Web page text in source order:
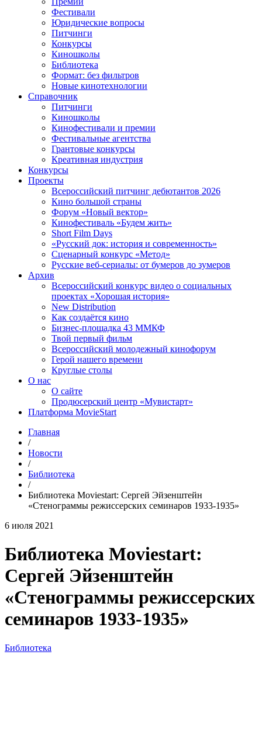
Фестивали
Юридические вопросы
Питчинги
Конкурсы
Киношколы
Библиотека
Формат: без фильтров
Новые кинотехнологии
Справочник
Питчинги
Киношколы
Кинофестивали и премии
Фестивальные агентства
Грантовые конкурсы
Креативная индустрия
Конкурсы
Проекты
Всероссийский питчинг дебютантов 2026
Кино большой страны
Форум «Новый вектор»
Кинофестиваль «Будем жить»
Short Film Days
«Русский док: история и современность»
Сценарный конкурс «Метод»
Русские веб-сериалы: от бумеров до зумеров
Архив
Всероссийский конкурс видео о социальных
проектах «Хорошая история»
New Distribution
Как создаётся кино
Бизнес-площадка 43 ММКФ
Твой первый фильм
Всероссийский молодежный кинофорум
Герой нашего времени
Круглые столы
О нас
О сайте
Продюсерский центр «Мувистарт»
Платформа MovieStart
Главная
/
Новости
/
Библиотека
/
Библиотека Moviestart: Сергей Эйзенштейн
«Стенограммы режиссерских семинаров 1933-1935»
6 июля 2021
Библиотека Moviestart:
Сергей Эйзенштейн
«Стенограммы режиссерских
семинаров 1933-1935»
Библиотека